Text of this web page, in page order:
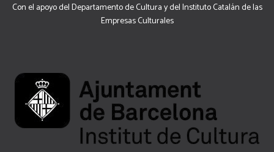
Con el apoyo del Departamento de Cultura y del Instituto Catalán de las
Empresas Culturales